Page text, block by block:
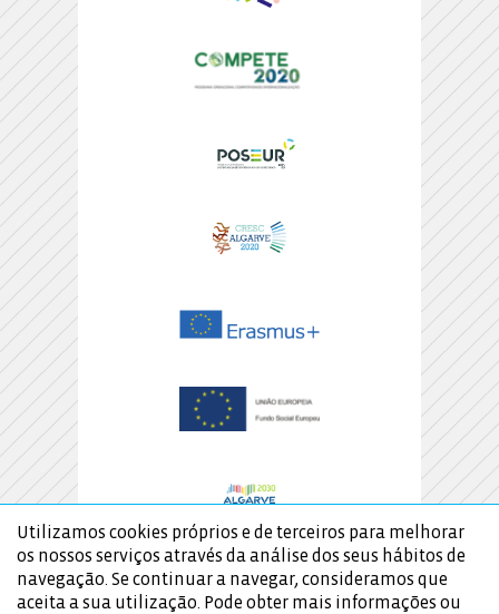
Utilizamos cookies próprios e de terceiros para melhorar
os nossos serviços através da análise dos seus hábitos de
navegação. Se continuar a navegar, consideramos que
aceita a sua utilização. Pode obter mais informações ou